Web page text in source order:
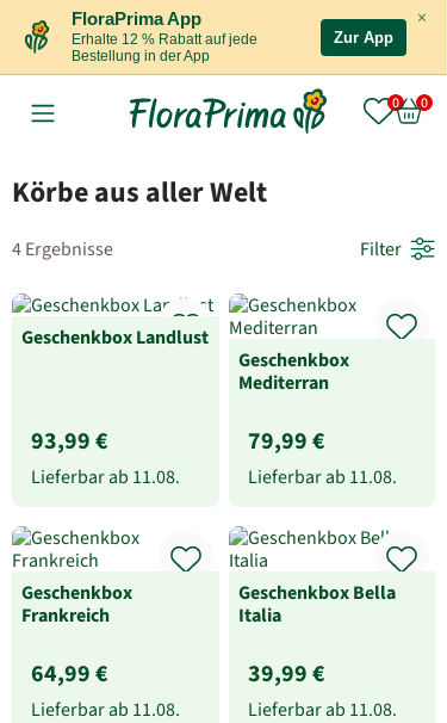
×
FloraPrima App
Erhalte 12 % Rabatt auf jede
Bestellung in der App
Zur App
Körbe aus aller Welt
4 Ergebnisse Filter
Geschenkbox Landlust
93,99 €
Lieferbar ab 11.08.
Geschenkbox
Mediterran
79,99 €
Lieferbar ab 11.08.
Geschenkbox
Frankreich
64,99 €
Lieferbar ab 11.08.
Geschenkbox Bella
Italia
39,99 €
Lieferbar ab 11.08.